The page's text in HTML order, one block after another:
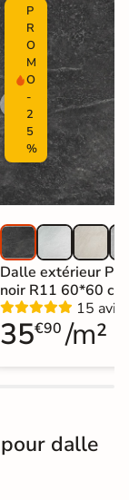
P
R
O
M
O
-
2
5
%
Dalle extérieur
noir R11 60*60 cm
15 avis
35€90 /m²
dalle